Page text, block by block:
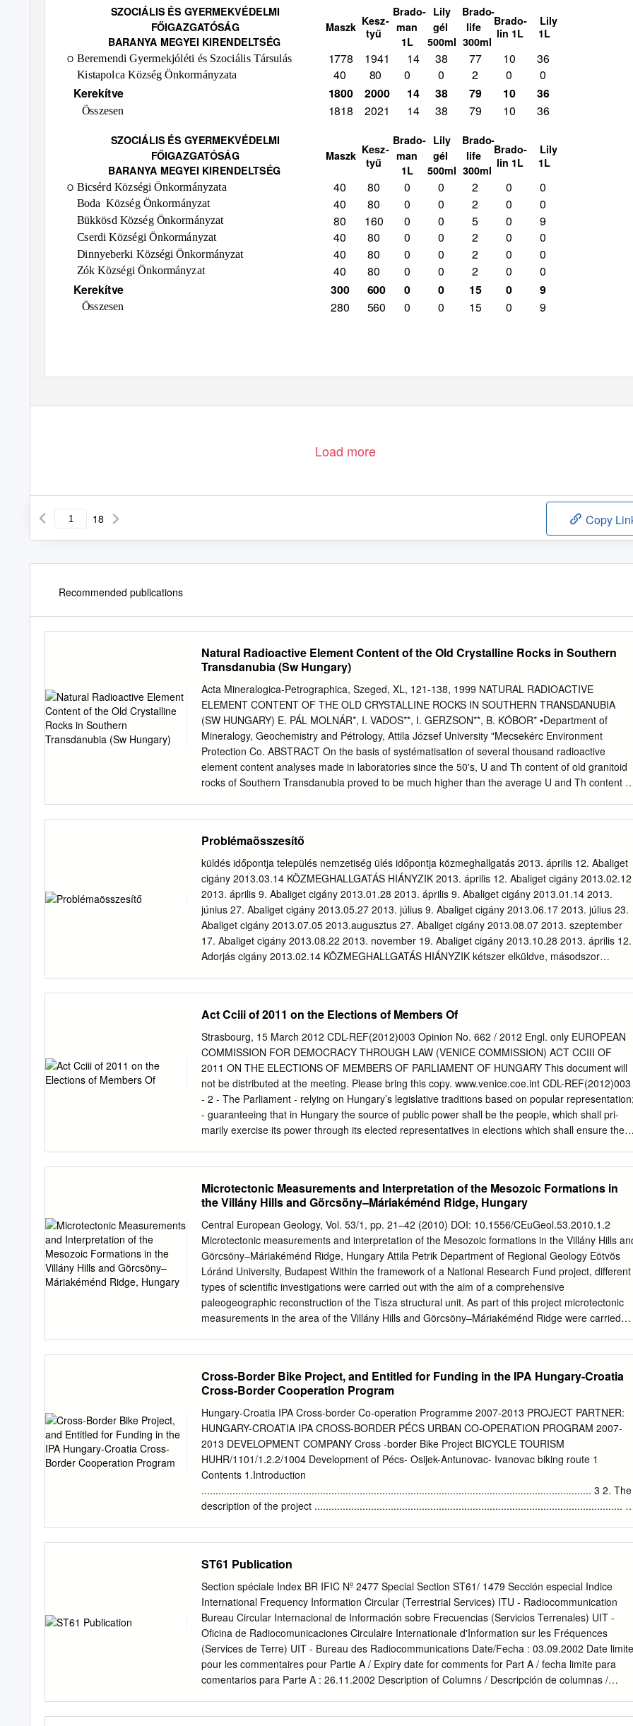
SZOCIÁLIS ÉS GYERMEKVÉDELMI
FŐIGAZGATÓSÁG
BARANYA MEGYEI KIRENDELTSÉG
Brado- Lily Brado-
Kesz-
Maszk Brado- Lily
man gél life
tyű lin 1L 1L
1L 500ml 300ml
O Beremendi Gyermekjóléti és Szociális Társulás 1778 1941 14
40 80
38
0
77
2
10
0
36
0
Kistapolca Község Önkormányzata
0
Kerekítve
1800 2000 14 38 79 10 36
Összesen 1818 2021 14 38 79 10 36
SZOCIÁLIS ÉS GYERMEKVÉDELMI
FŐIGAZGATÓSÁG
BARANYA MEGYEI KIRENDELTSÉG
Brado- Lily Brado-
Kesz-
tyű
Brado- Lily
Maszk man gél life lin 1L 1L
1L 500ml 300ml
O Bicsérd Községi Önkormányzata
Boda Község Önkormányzat
Bükkösd Község Önkormányzat
Cserdi Községi Önkormányzat
Dinnyeberki Községi Önkormányzat
Zók Községi Önkormányzat
40
40
80
40
40
40
80
80
160
80
80
80
0
0
0
0
0
0
0
0
0
0
0
0
2
2
5
2
2
2
0
0
0
0
0
0
0
0
9
0
0
0
Kerekítve
300 600 0 0 15 0 9
Összesen 280 560 0 0 15 0 9
Load more
18 Copy
Recommended publications
Natural Radioactive Element Content of the Old Crystalline Rocks in Southern
Transdanubia (Sw Hungary)
Acta Mineralogica-Petrographica, Szeged, XL, 121-138, 1999 NATURAL RADIOACTIVE
ELEMENT CONTENT OF THE OLD CRYSTALLINE ROCKS IN SOUTHERN TRANSDANUBIA
(SW HUNGARY) E. PÁL MOLNÁR*, I. VADOS**, I. GERZSON**, B. KÓBOR* •Department of
Mineralogy, Geochemistry and Pétrology, Attila József University "Mecsekérc Environment
Protection Co. ABSTRACT On the basis of systématisation of several thousand radioactive
element content analyses made in laboratories since the 50's, U and Th content of old granitoid
rocks of Southern Transdanubia proved to be much higher than the average U and Th content of
accumulation is higher in aplites and hydrothermal formations than in granites. The western and
eastern granites are less and highly sensitive to leaching, respectively. The intensive U migration
resulted in significant U accumulation in young sediments in some places. INTRODUCTION
Study of natural radioactive element (U /Ra1, Th, K) content of the rocks in Hungary was
performed by the Mecseki Ércbányászati Vállalat (Mecsek Ore Mining Company) until 1990,
when uranium exploration was stopped in Hungary. Aim of the analyses was to research U
sources, therefore, rocks supposed to contain perspective U accumulation were mainly studied.
The aim of this paper is to elaborate many thousands radiological data of granitoid rocks,
Problémaösszesítő
küldés időpontja település nemzetiség ülés időpontja közmeghallgatás 2013. április 12. Abaliget
cigány 2013.03.14 KÖZMEGHALLGATÁS HIÁNYZIK 2013. április 12. Abaliget cigány 2013.02.12
2013. április 9. Abaliget cigány 2013.01.28 2013. április 9. Abaliget cigány 2013.01.14 2013.
június 27. Abaliget cigány 2013.05.27 2013. július 9. Abaliget cigány 2013.06.17 2013. július 23.
Abaliget cigány 2013.07.05 2013.augusztus 27. Abaliget cigány 2013.08.07 2013. szeptember
17. Abaliget cigány 2013.08.22 2013. november 19. Abaliget cigány 2013.10.28 2013. április 12.
Adorjás cigány 2013.02.14 KÖZMEGHALLGATÁS HIÁNYZIK kétszer elküldve, másodszor
szeptember 10. Adorjás cigány 2013.08.05 2013. április 9. Ág cigány 2013.03.05
KÖZMEGHALLGATÁS HIÁNYZIK 2013. június 12. Ág cigány 2013.04.30 2013. szeptember 17.
Ág cigány 2013.04.30 2013. október 1. Ág cigány 2013.09.12 2013. április 9. Almamellék cigány
2013.02.15 4 ÜLÉS ÉS KÖZMEGHALLGATÁS HIÁNYZIK 2013. július 23. Almamellék cigány
2013.05.10 2013. november 5. Almamellék cigány 2013.09.20 2013. április 9. Almamellék német
2013.02.15 KÖZMEGHALLGATÁS HIÁNYZIK 2013.július 26. Almamellék német 2013.07.01
2013.július 26. Almamellék német 2013.05.14 2013.július 26. Almamellék német 2013.06.18
2013. szeptember 27 Almamellék német 2013.08.30 2013. november 15.
Act Cciii of 2011 on the Elections of Members Of
Strasbourg, 15 March 2012 CDL-REF(2012)003 Opinion No. 662 / 2012 Engl. only EUROPEAN
COMMISSION FOR DEMOCRACY THROUGH LAW (VENICE COMMISSION) ACT CCIII OF
2011 ON THE ELECTIONS OF MEMBERS OF PARLIAMENT OF HUNGARY This document will
not be distributed at the meeting. Please bring this copy. www.venice.coe.int CDL-REF(2012)003
- 2 - The Parliament - relying on Hungary’s legislative traditions based on popular
- guaranteeing that in Hungary the source of public power shall be the people, which shall pri-
marily exercise its power through its elected representatives in elections which shall ensure the
Hungary shall be constituent parts of the State and shall have the right ensured by the
Fundamental Law to take part in the work of Parliament; - guaranteeing furthermore that
Hungarian citizens living beyond the borders of Hungary shall be a part of the political
community; in order to enforce the Fundamental Law, pursuant to Article XXIII, Subsections (1),
(4) and (6), and to Article 2, Subsections (1) and (2) of the Fundamental Law, hereby passes the
following Act on the substantive rules for the elections of Hungary’s Members of Parliament: 1.
Interpretive provisions Section 1 For the purposes of this Act: Residence: the residence defined
by the Act on the Registration of the Personal Data and Resi- dence of Citizens; in the case of
citizens without residence, their current addresses.
Microtectonic Measurements and Interpretation of the Mesozoic Formations in
the Villány Hills and Görcsöny–Máriakéménd Ridge, Hungary
Central European Geology, Vol. 53/1, pp. 21–42 (2010) DOI: 10.1556/CEuGeol.53.2010.1.2
Microtectonic measurements and interpretation of the Mesozoic formations in the Villány Hills
Görcsöny–Máriakéménd Ridge, Hungary Attila Petrik Department of Regional Geology Eötvös
Lóránd University, Budapest Within the framework of a National Research Fund project, different
types of scientific investigations were carried out with the aim of a comprehensive
paleogeographic reconstruction of the Tisza structural unit. As part of this project microtectonic
measurements in the area of the Villány Hills and Görcsöny–Máriakéménd Ridge were carried
Mecsek Mountains. The goal of the present study was to establish the limits of the structural
phases and determine their relative and absolute ages. An important issue has been to clarify to
what degree the suggested events of structural deformation could be integrated into regional
geologic processes. The tectonic conditions of the area of interest were studied through
description and analysis of structural elements of 12 investigated quarries within it. Calculated
stress field data were also analyzed. Seven quarries in the Villány Hills, five in the Görcsöny–
Máriakéménd area, the data of over 650 striae, 550 joints, various ductile deformation elements
(folds, flexures) as well as stylolites, were recorded. Integrating these structural elements into
regional geologic processes was of significant importance. Introduction and geologic background
Cross-Border Bike Project, and Entitled for Funding in the IPA Hungary-Croatia
Cross-Border Cooperation Program
Hungary-Croatia IPA Cross-border Co-operation Programme 2007-2013 PROJECT PARTNER:
HUNGARY-CROATIA IPA CROSS-BORDER PÉCS URBAN CO-OPERATION PROGRAM 2007-
2013 DEVELOPMENT COMPANY Cross -border Bike Project BICYCLE TOURISM
HUHR/1101/1.2.2/1004 Development of Pécs- Osijek-Antunovac- Ivanovac biking route 1
Contents 1.Introduction
.......................................................................................................................................... 3 2. The
description of the project ............................................................................................................. 4
Bicycle tourism
.................................................................................................................................. 11 3.1.
and tourism worldwide .................................................................................................. 11 3.2.
Bicycle tourism along the borders .............................................................................................. 15
3.3. Cycling and tourism within the framework of the IPA projects .................................................
17 3.4. Bicycle and tourism in Baranya and Pécs
.................................................................................. 19 3.5.
ST61 Publication
Section spéciale Index BR IFIC Nº 2477 Special Section ST61/ 1479 Sección especial Indice
International Frequency Information Circular (Terrestrial Services) ITU - Radiocommunication
Bureau Circular Internacional de Información sobre Frecuencias (Servicios Terrenales) UIT -
Oficina de Radiocomunicaciones Circulaire Internationale d'Information sur les Fréquences
(Services de Terre) UIT - Bureau des Radiocommunications Date/Fecha : 03.09.2002 Date limite
pour les commentaires pour Partie A / Expiry date for comments for Part A / fecha limite para
comentarios para Parte A : 26.11.2002 Description of Columns / Descripción de columnas /